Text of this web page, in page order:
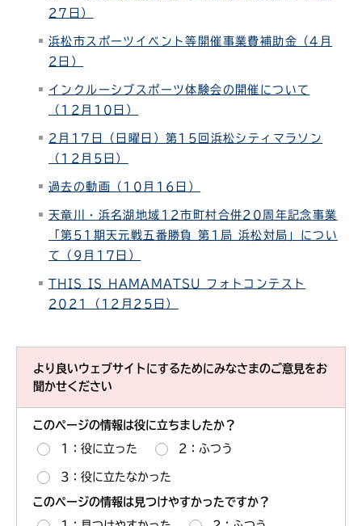
27日）
浜松市スポーツイベント等開催事業費補助金（4月
2日）
インクルーシブスポーツ体験会の開催について
（12月10日）
2月17日（日曜日）第15回浜松シティマラソン
（12月5日）
過去の動画（10月16日）
天竜川・浜名湖地域12市町村合併20周年記念事業
「第51期天元戦五番勝負 第1局 浜松対局」につい
て（9月17日）
THIS IS HAMAMATSU フォトコンテスト
2021（12月25日）
より良いウェブサイトにするためにみなさまのご意見をお
聞かせください
このページの情報は役に立ちましたか？
1：役に立った 2：ふつう
3：役に立たなかった
このページの情報は見つけやすかったですか？